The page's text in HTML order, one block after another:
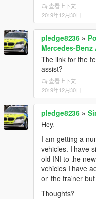
查看上下文
2019年12月30日
pledge8236 »
Mercedes-
The link for the
assist?
查看上下文
2019年12月30日
pledge8236 »
Hey,
I am getting a
vehicles. I have
old INI to the
vehicles I have
on the trainer
Thoughts?